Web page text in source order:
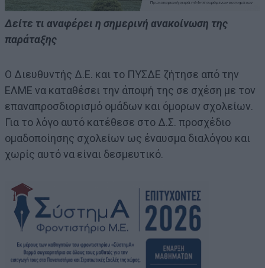
Δείτε τι αναφέρει η σημερινή ανακοίνωση της
παράταξης
Ο Διευθυντής Δ.Ε. και το ΠΥΣΔΕ ζήτησε από την
ΕΛΜΕ να καταθέσει την άποψή της σε σχέση με τον
επαναπροσδιορισμό ομάδων και όμορων σχολείων.
Για το λόγο αυτό κατέθεσε στο Δ.Σ. προσχέδιο
ομαδοποίησης σχολείων ως έναυσμα διαλόγου και
χωρίς αυτό να είναι δεσμευτικό.